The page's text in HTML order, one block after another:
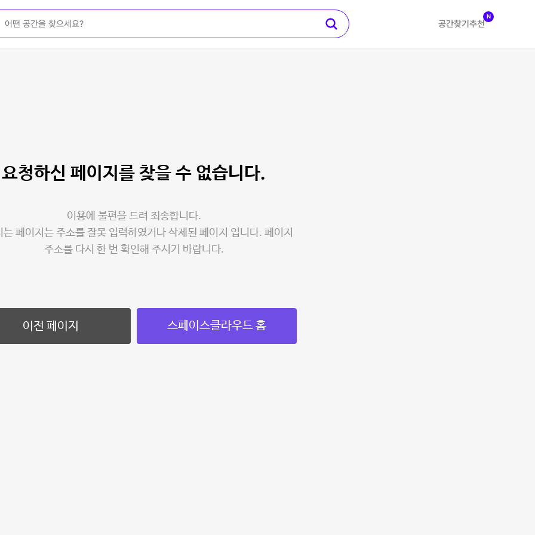
공간찾기 추천
N
요청하신 페이지를 찾을 수 없습니다.
이용에 불편을 드려 죄송합니다.
는 페이지는 주소를 잘못 입력하였거나 삭제된 페이지 입니다. 페이지
주소를 다시 한 번 확인해 주시기 바랍니다.
이전 페이지 스페이스클라우드 홈